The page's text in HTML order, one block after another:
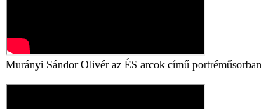
Murányi Sándor Olivér az ÉS arcok című portréműsorban